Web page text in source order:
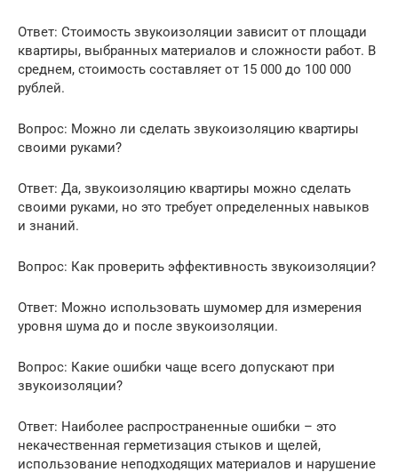
Ответ: Стоимость звукоизоляции зависит от площади
квартиры, выбранных материалов и сложности работ. В
среднем, стоимость составляет от 15 000 до 100 000
рублей.
Вопрос: Можно ли сделать звукоизоляцию квартиры
своими руками?
Ответ: Да, звукоизоляцию квартиры можно сделать
своими руками, но это требует определенных навыков
и знаний.
Вопрос: Как проверить эффективность звукоизоляции?
Ответ: Можно использовать шумомер для измерения
уровня шума до и после звукоизоляции.
Вопрос: Какие ошибки чаще всего допускают при
звукоизоляции?
Ответ: Наиболее распространенные ошибки – это
некачественная герметизация стыков и щелей,
использование неподходящих материалов и нарушение